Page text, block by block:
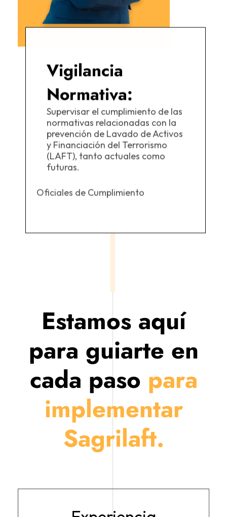
Vigilancia
Normativa:
Supervisar el cumplimiento de las
normativas relacionadas con la
prevención de Lavado de Activos
y Financiación del Terrorismo
(LAFT), tanto actuales como
futuras.
Oficiales de Cumplimiento
Estamos aquí
para guiarte en
cada paso para
implementar
Sagrilaft.